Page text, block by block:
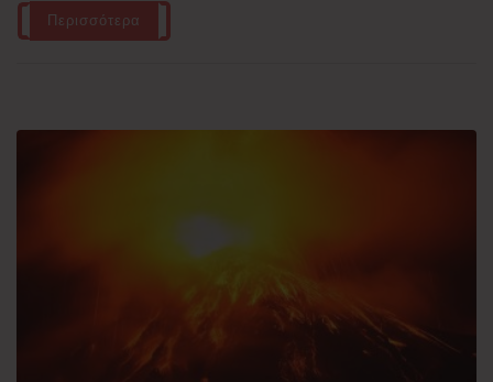
Περισσότερα